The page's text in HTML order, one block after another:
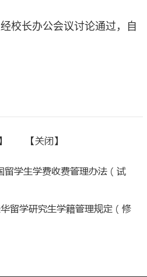
校长办公会议讨论通过，自
【关闭】
留学生学费收费管理办法（试
留学研究生学籍管理规定（修